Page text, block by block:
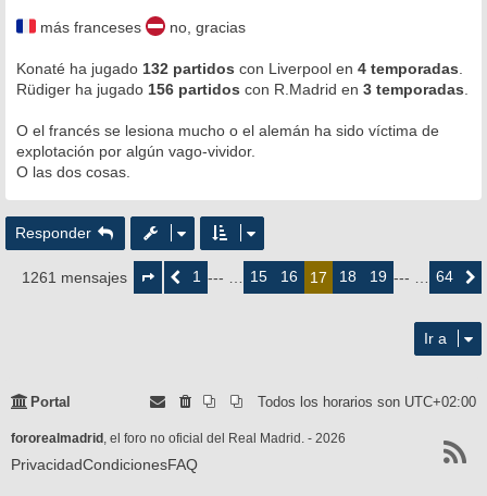
s
j
más franceses no, gracias
Konaté ha jugado 132 partidos con Liverpool en 4 temporadas
Rüdiger ha jugado 156 partidos con R.Madrid en 3 temporadas
O el francés se lesiona mucho o el alemán ha sido víctima de
explotación por algún vago-vividor.
O las dos cosas.
Responder
1261 mensajes
Página
deAnterior
1 --- … 15 16 17 18 19 --- … 64
Ir a
Portal Todos los horarios son UTC+02:00
fororealmadrid , el foro no oficial del Real Madrid. - 2026
PrivacidadCondicionesFAQ